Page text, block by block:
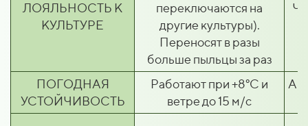
ЛОЯЛЬНОСТЬ К
КУЛЬТУРЕ
переключаются на
другие культуры).
Переносят в разы
больше пыльцы за раз
ПОГОДНАЯ
УСТОЙЧИВОСТЬ
Работают при +8°C и
ветре до 15 м/с